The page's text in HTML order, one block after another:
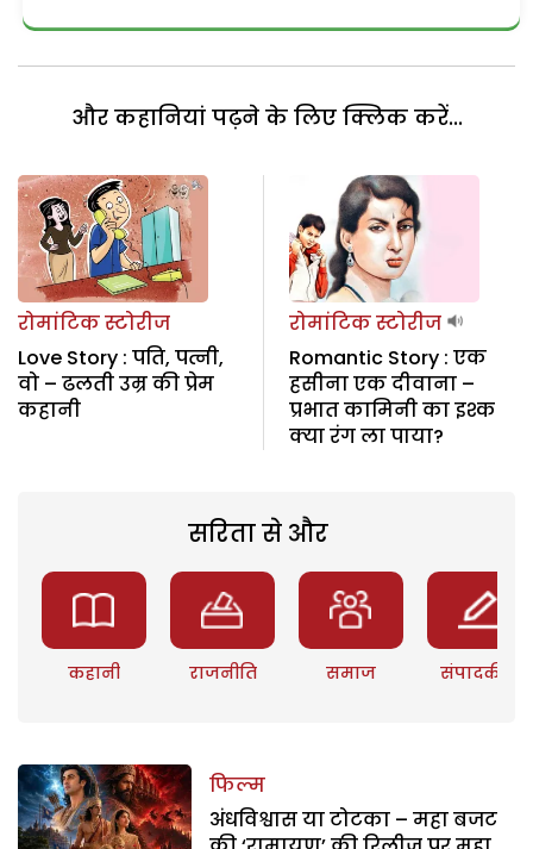
और कहानियां पढ़ने के लिए क्लिक करें...
रोमांटिक स्टोरीज
Love Story : पति, पत्नी,
वो – ढलती उम्र की प्रेम
कहानी
रोमांटिक स्टोरीज
Romantic Story : एक
हसीना एक दीवाना –
प्रभात कामिनी का इश्क
क्या रंग ला पाया?
सरिता से और
कहानी राजनीति समाज संपादकीय
फिल्म
अंधविश्वास या टोटका – महा बजट